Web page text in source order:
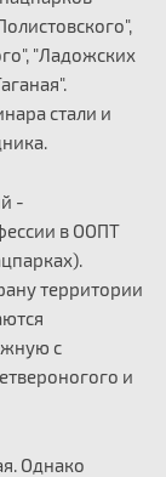
"Ладожских
стали и
-
в ООПТ
территории
с
и
Однако